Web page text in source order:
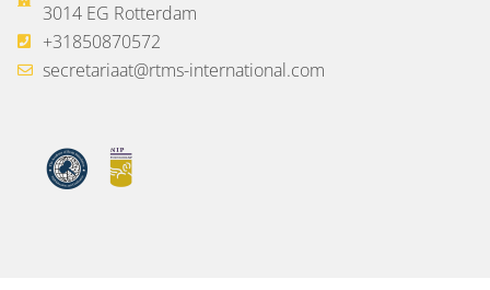
3014 EG Rotterdam
+31850870572
secretariaat@rtms-international.com